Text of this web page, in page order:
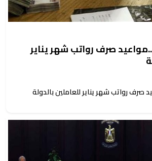
صرف رواتب شهر يناير
صرف رواتب شهر يناير للعاملين بالدولة